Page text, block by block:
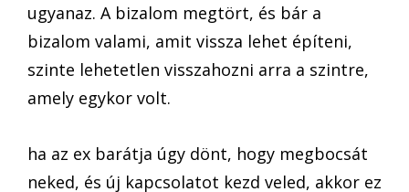
ugyanaz. A bizalom megtört, és bár a
bizalom valami, amit vissza lehet építeni,
szinte lehetetlen visszahozni arra a szintre,
amely egykor volt.
ha az ex barátja úgy dönt, hogy megbocsát
neked, és új kapcsolatot kezd veled, akkor ez